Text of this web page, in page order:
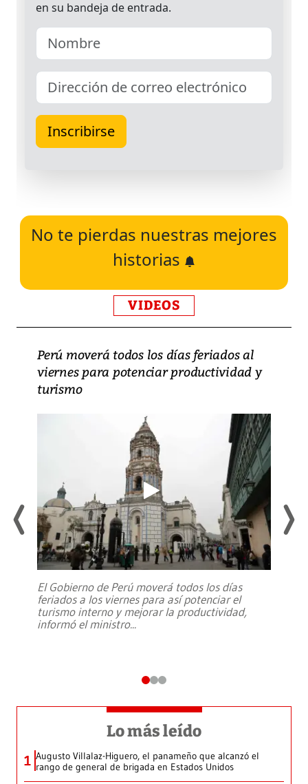
No te pierdas nuestras mejores
historias
VIDEOS
Perú moverá todos los días feriados al
viernes para potenciar productividad y
turismo
El Gobierno de Perú moverá todos los días
feriados a los viernes para así potenciar el
turismo interno y mejorar la productividad,
informó el ministro...
Lo más leído
1 Augusto Villalaz-Higuero, el panameño que alcanzó el
rango de general de brigada en Estados Unidos